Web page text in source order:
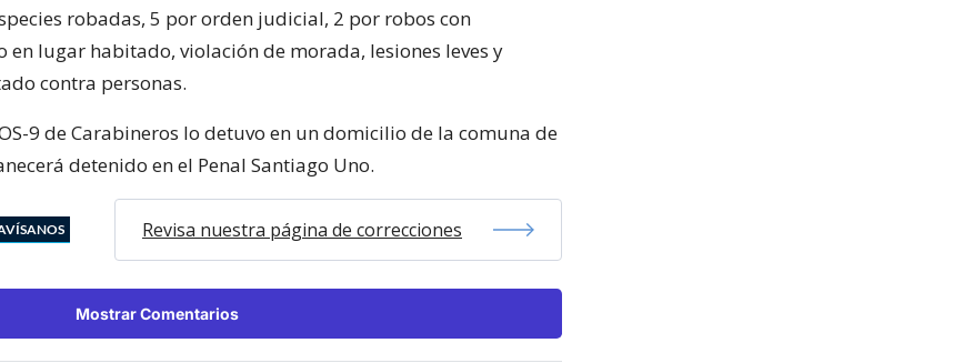
robadas, 5 por orden judicial, 2 por robos con
lugar habitado, violación de morada, lesiones leves y
contra personas.
9 de Carabineros lo detuvo en un domicilio de la comuna de
detenido en el Penal Santiago Uno.
Revisa nuestra página de correcciones
Mostrar Comentarios